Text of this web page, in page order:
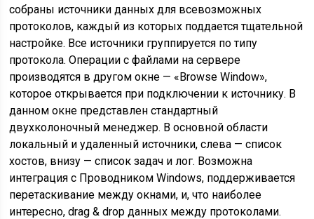
собраны источники данных для всевозможных
протоколов, каждый из которых поддается тщательной
настройке. Все источники группируется по типу
протокола. Операции с файлами на сервере
производятся в другом окне — «Browse Window»,
которое открывается при подключении к источнику. В
данном окне представлен стандартный
двухколоночный менеджер. В основной области
локальный и удаленный источники, слева — список
хостов, внизу — список задач и лог. Возможна
интеграция с Проводником Windows, поддерживается
перетаскивание между окнами, и, что наиболее
интересно, drag & drop данных между протоколами.